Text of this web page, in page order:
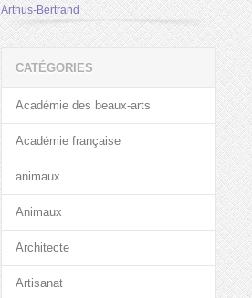
Arthus-Bertrand
CATÉGORIES
Académie des beaux-arts
Académie française
animaux
Animaux
Architecte
Artisanat